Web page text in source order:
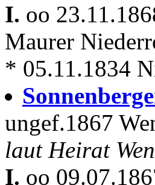
I. oo
Maurer
* 05.11.1834
ungef.1867
laut Heirat
I. oo